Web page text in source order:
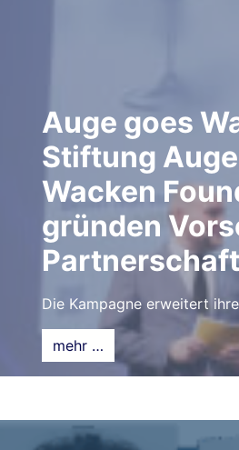
Auge goes
Stiftung
Wacken
gründen
Partnerschaft
Die Kampagne erweitert
mehr …